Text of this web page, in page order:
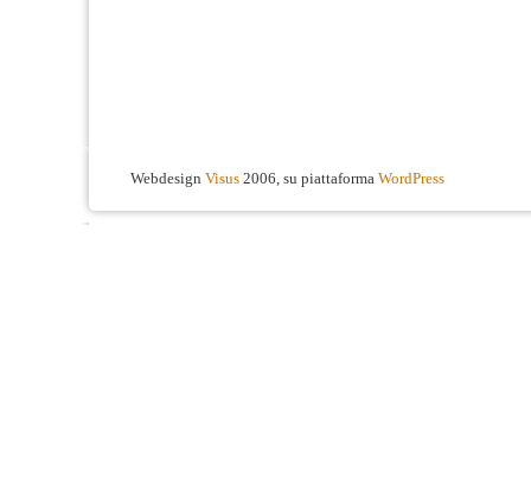
Webdesign Visus 2006, su piattaforma WordPress